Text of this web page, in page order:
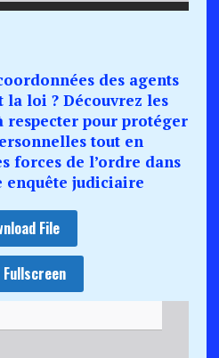
des agents
la loi ? Découvrez les
respecter pour protéger
tout en
forces de l’ordre dans
enquête judiciaire
File
Fullscreen